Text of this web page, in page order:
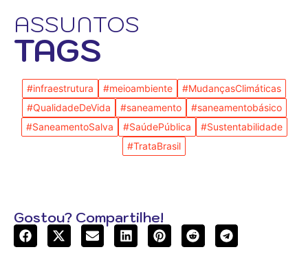
ASSUNTOS
TAGS
#infraestrutura #meioambiente
#MudançasClimáticas
#QualidadeDeVida
#saneamento
#saneamentobásico
#SaneamentoSalva
#SaúdePública
#Sustentabilidade
#TrataBrasil
Gostou? Compartilhe!